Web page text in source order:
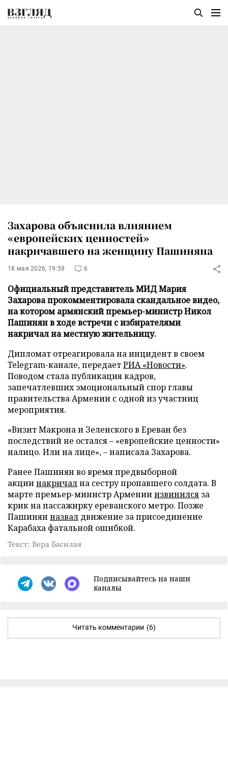
Захарова объяснила влиянием
«европейских ценностей»
накричавшего на женщину Пашиняна
18 мая 2026, 19:59 6
Официальный представитель МИД Мария
Захарова прокомментировала скандальное видео,
на котором армянский премьер-министр Никол
Пашинян в ходе встречи с избирателями
накричал на местную жительницу.
Дипломат отреагировала на инцидент в своем
Telegram-канале, передаетРИА «Новости».
Поводом стала публикация кадров,
запечатлевших эмоциональный спор главы
правительства Армении с одной из участниц
мероприятия.
«Визит Макрона и Зеленского в Ереван без
последствий не остался – «европейские ценности»
налицо. Или на лице», – написала Захарова.
Ранее Пашинян во время предвыборной
акциинакричална сестру пропавшего солдата. В
марте премьер-министр Арменииизвинился за
крик на пассажирку ереванского метро. Позже
Пашинян назвал движение за присоединение
Карабаха фатальной ошибкой.
Текст: Вера Басилая
Подписывайтесь на наши
каналы
Читать комментарии (6)